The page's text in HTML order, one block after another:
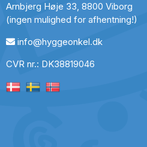
Arnbjerg Høje 33, 8800 Viborg
(ingen mulighed for afhentning!)
info@hyggeonkel.dk
CVR nr.: DK38819046